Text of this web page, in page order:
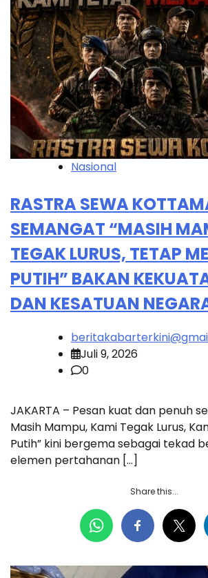
Nasional
RASTRA SEWA
SEMANGAT “MASIH
TEGAK LURUS, TETAP
PUTIH” BAKAN
DAN KESATUAN
Juli 9, 2026
0
JAKARTA – Pesan kuat dan penuh
Masih Mampu, Kami Tegak Lurus,
Putih” kini bergema sebagai tekad
elemen pertahanan […]
Share this...